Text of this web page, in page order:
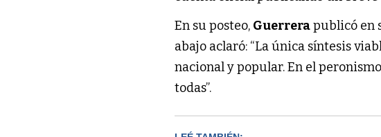
En su posteo, Guerrerapublicó en
abajo aclaró: “La única síntesis
nacional y popular. En el
todas”.